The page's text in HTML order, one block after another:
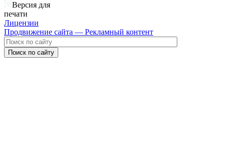
Версия для
печати
Лицензии
Продвижение сайта — Рекламный контент
Поиск по сайту